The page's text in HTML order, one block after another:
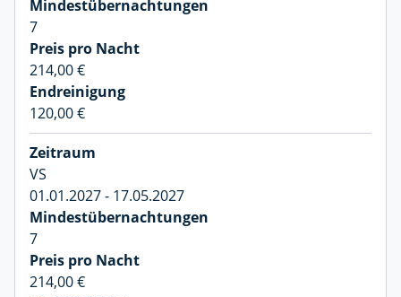
7
214,00 €
120,00 €
VS
01.01.2027 - 17.05.2027
7
214,00 €